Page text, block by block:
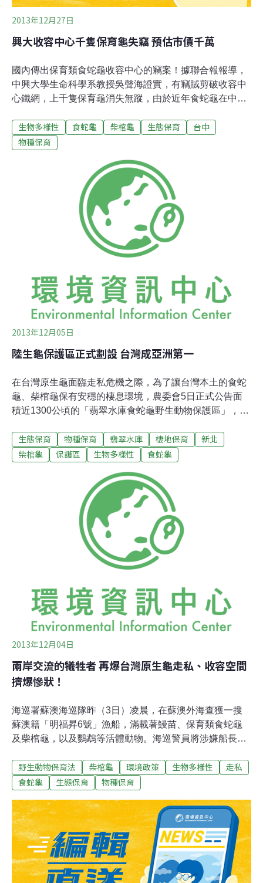
2013年12月27日
興大收容中心千隻保育龜失竊 預估市價千萬
國內傳出保育類食蛇龜收容中心的竊案！據聯合報報導，
中興大學生命科學系教授吳聲海證實，有竊賊剪破收容中
心鐵網，上千隻保育龜消失無蹤，由於近年食蛇龜在中國
中國饕客餐桌上，估計轉手獲利達千萬以上。目前台中市
警方已展開調查，但竊賊侵入時間點尚無法確定，是最需
4點左右，包商工人巡查噴水系統時，發現收容中心三公
尺高的鐵網被剪破了一個泂，工作人員立即打110報案，
並連夜清算，發現少了一千多隻食蛇龜、柴棺龜，隔天下
午4點左右工作人員赴台中市第三分局製作筆錄，同時為
避免竊案再次發生，工作人員已在18日將破損的鐵網修補
復原。中興大學表示，目前全案交由警方偵查，靜待偵辦
結果。未來收容中心也將加裝監視錄影器、警報器，並加
源食蛇龜收容中心成立已7年，負責食蛇
生物多樣性 食蛇龜 柴棺龜 生態保育
台中
物種保育
2013年12月05日
陸生龜保護區正式劃設 台灣成亞洲第一
在台灣原生龜面臨走私危機之際，為了讓台灣本土的食蛇
龜、柴棺龜保有安穩的棲息環境，農委會5日正式公告面
積近1300公頃的「翡翠水庫食蛇龜野生動物保護區」，成
法獵捕保育類動物，按6月至5年以下有期徒刑再加重1/3，
如違反公告管制事項，可處5~25萬元罰鍰。保護區涵括30
於新北市石碇區，屬翡翠水庫集水區，範圍包括湳子坑、
九紀山、後坑仔、火燒樟、冷水坑等區域，劃定範圍共計
土地725筆，面積為1,295.93公頃。這是台灣第一個針對
爬蟲類劃定的保護區，也是全國第19個野生動物保護區。
此地也有其他數量豐富的共域野生動物，如台灣野山羊、
山羌、穿山甲、麝香貓、食蟹獴及翡翠樹蛙等30種。
生態保育 物種保育 翡翠水庫 棲地保育
新北
柴棺龜
保護區 生物多樣性 食蛇龜
2013年12月04日
兩岸交流的犧牲者 再爆台灣原生龜走私、收容空間
擠爆慘狀！
海巡署蘇澳海巡隊昨（3日）凌晨，在蘇澳外海查獲一搜
蘇澳籍「明福昇6號」漁船，滿載著鰻苗、保育類食蛇龜
及柴棺龜，以及鸚鵡等活體動物。海巡警員將涉嫌船長及
法》等相關法令移送移送宜蘭法院地檢署偵辦。海巡署屢
次查緝走私建功，另一方面，獲救的原生龜收容，卻未獲
龜的擁擠現象，堆疊在一起的原生龜，令人不忍。動保團
體也召開記者會為原生龜請命，希望從源頭查緝到後端收
容，都能善待原生龜。野生動物輸往中國不斷此次查獲的
活體動物，經海巡署會同宜蘭縣動植物防疫所清查，計鰻
線30箱，247560尾；龜36箱，其中柴棺龜1630隻、食蛇
龜380隻；太陽錐尾鸚鵡3箱，共52隻。除鰻苗將交由農委
野生動物保育法 柴棺龜 環境政策 生物多樣性
走私
食蛇龜
生態保育 物種保育